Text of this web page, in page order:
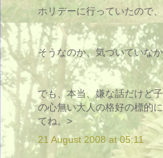
ホリデーに行っていたので
そうなのか、気づいていな
でも、本当、嫌な話だけど
の心無い大人の格好の標的
てね。>
21 August 2008 at 05:11